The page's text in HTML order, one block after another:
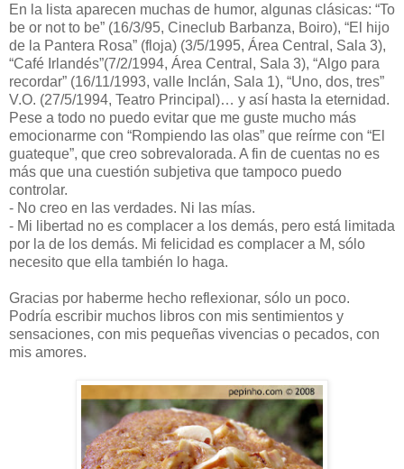
En la lista aparecen muchas de humor, algunas clásicas: “To
be or not to be” (16/3/95, Cineclub Barbanza, Boiro), “El hijo
de la Pantera Rosa” (floja) (3/5/1995, Área Central, Sala 3),
“Café Irlandés”(7/2/1994, Área Central, Sala 3), “Algo para
recordar” (16/11/1993, valle Inclán, Sala 1), “Uno, dos, tres”
V.O. (27/5/1994, Teatro Principal)… y así hasta la eternidad.
Pese a todo no puedo evitar que me guste mucho más
emocionarme con “Rompiendo las olas” que reírme con “El
guateque”, que creo sobrevalorada. A fin de cuentas no es
más que una cuestión subjetiva que tampoco puedo
controlar.
- No creo en las verdades. Ni las mías.
- Mi libertad no es complacer a los demás, pero está limitada
por la de los demás. Mi felicidad es complacer a M, sólo
necesito que ella también lo haga.
Gracias por haberme hecho reflexionar, sólo un poco.
Podría escribir muchos libros con mis sentimientos y
sensaciones, con mis pequeñas vivencias o pecados, con
mis amores.